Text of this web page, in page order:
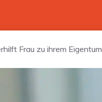
Frau zu ihrem Eigentum